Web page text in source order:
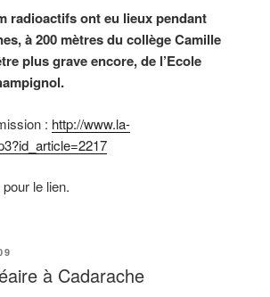
radioactifs ont eu lieux pendant
à 200 mètres du collège Camille
plus grave encore, de l’Ecole
: http://www.la-
pour le lien.
à Cadarache